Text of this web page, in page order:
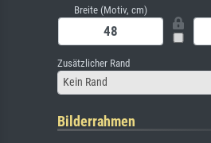
Breite (Motiv, cm)
Zusätzlicher Rand
Kein Rand
Bilderrahmen